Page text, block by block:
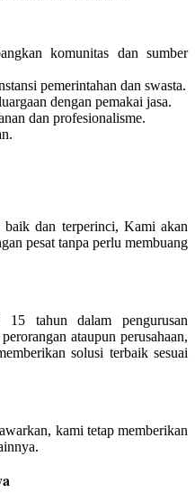
komunitas dan sumber
pemerintahan dan swasta.
dengan pemakai jasa.
dan profesionalisme.
baik dan terperinci, Kami akan
pesat tanpa perlu membuang
15 tahun dalam pengurusan
ataupun perusahaan,
solusi terbaik sesuai
kami tetap memberikan